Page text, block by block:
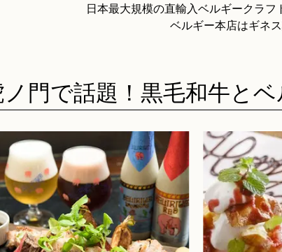
日本最大規模の直輸入ベルギークラ
ベルギー本店はギネ
ノ門で話題！黒毛和牛と